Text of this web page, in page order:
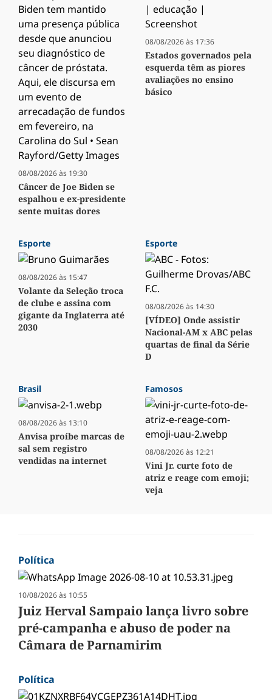
08/08/2026 às 19:30
Câncer de Joe Biden se
espalhou e ex-presidente
sente muitas dores
08/08/2026 às 17:36
Estados governados pela
esquerda têm as piores
avaliações no ensino
básico
Esporte
08/08/2026 às 15:47
Volante da Seleção troca
de clube e assina com
gigante da Inglaterra até
2030
Esporte
08/08/2026 às 14:30
[VÍDEO] Onde assistir
Nacional-AM x ABC pelas
quartas de final da Série
D
Brasil
08/08/2026 às 13:10
Anvisa proíbe marcas de
sal sem registro
vendidas na internet
Famosos
08/08/2026 às 12:21
Vini Jr. curte foto de
atriz e reage com emoji;
veja
Política
10/08/2026 às 10:55
Juiz Herval Sampaio lança livro sobre
pré-campanha e abuso de poder na
Câmara de Parnamirim
Política